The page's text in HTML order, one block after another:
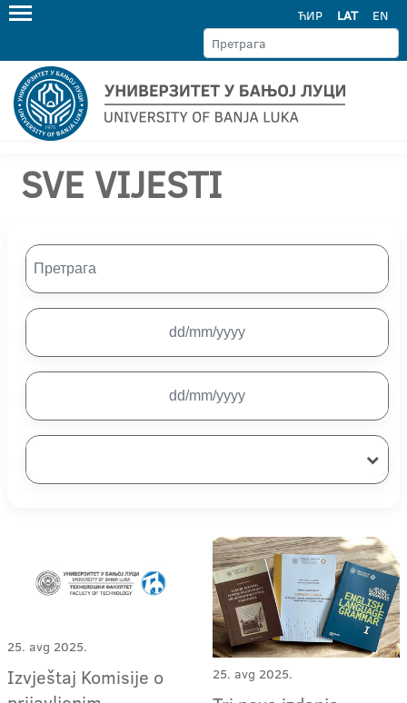
ЋИР LAT EN
SVE VIJESTI
25. avg 2025.
Izvještaj Komisije o
25. avg 2025.